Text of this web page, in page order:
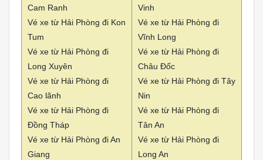
Cam Ranh
Vé xe từ Hải Phòng đi Kon
Tum
Vé xe từ Hải Phòng đi
Long Xuyên
Vé xe từ Hải Phòng đi
Cao lãnh
Vé xe từ Hải Phòng đi
Đồng Tháp
Vé xe từ Hải Phòng đi An
Giang
Vinh
Vé xe từ Hải Phòng đi
Vĩnh Long
Vé xe từ Hải Phòng đi
Châu Đốc
Vé xe từ Hải Phòng đi Tây
Nin
Vé xe từ Hải Phòng đi
Tân An
Vé xe từ Hải Phòng đi
Long An